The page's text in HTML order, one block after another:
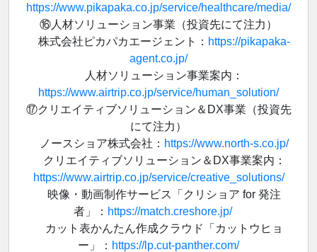
https://www.pikapaka.co.jp/service/healthcare/media/
⑯人材ソリューション事業（投資先にて注力）
株式会社ピカパカエージェント： https://pikapaka-
agent.co.jp/
人材ソリューション事業案内：
https://www.airtrip.co.jp/service/human_solution/
⑰クリエイティブソリューション＆DX事業（投資先
にて注力）
ノースショア株式会社： https://www.north-s.co.jp/
クリエイティブソリューション＆DX事業案内：
https://www.airtrip.co.jp/service/creative_solutions/
映像・動画制作サービス「クリショア for 発注
者」： https://match.creshore.jp/
カット表かんたん作成クラウド「カットウヒョ
ー」： https://lp.cut-panther.com/